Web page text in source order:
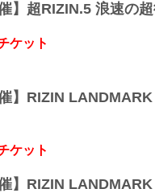
】超RIZIN.5 浪速の
ケット
】RIZIN
ケット
催】RIZIN